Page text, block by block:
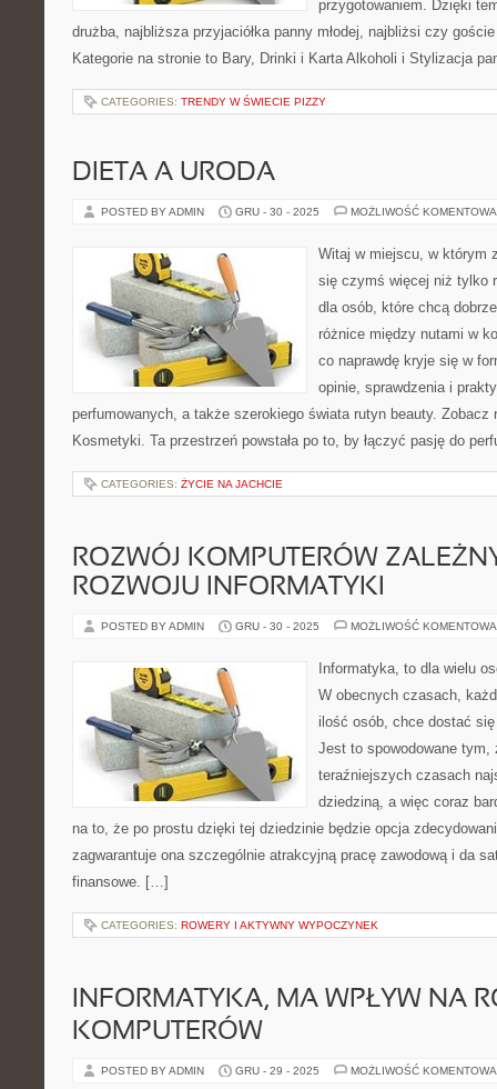
przygotowaniem. Dzięki
drużba, najbliższa przyjaciółka panny młodej, najbliżsi czy
Kategorie na stronie to Bary, Drinki i Karta Alkoholi i Stylizacja
CATEGORIES: TRENDY W ŚWIECIE PIZZY
DIETA A URODA
POSTED BY ADMIN GRU - 30 - 2025 MOŻLIWOŚĆ
Witaj w miejscu, w którym
się czymś więcej niż tylko
dla osób, które chcą
różnice między nutami w
co naprawdę kryje się w
opinie, sprawdzenia i
perfumowanych, a także szerokiego świata rutyn beauty. Zobacz
Kosmetyki. Ta przestrzeń powstała po to, by łączyć pasję do
CATEGORIES: ŻYCIE NA JACHCIE
ROZWÓJ KOMPUTERÓW
ROZWOJU INFORMATYKI
POSTED BY ADMIN GRU - 30 - 2025 MOŻLIWOŚĆ
Informatyka, to dla wielu
W obecnych czasach,
ilość osób, chce dostać
Jest to spowodowane tym,
teraźniejszych czasach
dziedziną, a więc coraz
na to, że po prostu dzięki tej dziedzinie będzie opcja
zagwarantuje ona szczególnie atrakcyjną pracę zawodową i da
finansowe. […]
CATEGORIES: ROWERY I AKTYWNY WYPOCZYNEK
INFORMATYKA, MA WPŁYW NA
KOMPUTERÓW
POSTED BY ADMIN GRU - 29 - 2025 MOŻLIWOŚĆ